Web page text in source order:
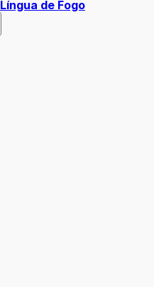
Língua de Fogo